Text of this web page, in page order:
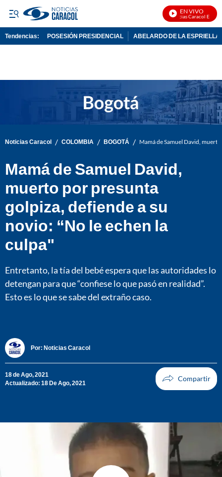
EN VIVO
Noticias Caracol En Vivo
Tendencias: POSESIÓN PRESIDENCIAL ABELARDO DE LA ESPRIELLA
Noticias Caracol / COLOMBIA / BOGOTÁ / Mamá de Samuel David,
Mamá de Samuel David,
muerto por presunta
golpiza, defiende a su
novio: “No le echen la
culpa"
Entretanto, la tía del bebé espera que las autoridades lo
detengan para que “confiese lo que pasó en realidad”.
Esto es lo que se sabe del extraño caso.
Por: Noticias Caracol
18 de Ago, 2021
Actualizado: 18 De Ago, 2021